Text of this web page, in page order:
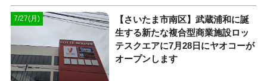
7/27(月)
【さいたま市南区】武蔵浦和に誕
生する新たな複合型商業施設ロッ
テスクエアに7月28日にヤオコーが
オープンします